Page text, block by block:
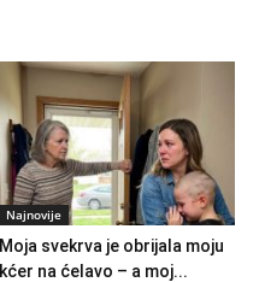
Najnovije
Moja svekrva je obrijala moju
kćer na ćelavo – a moj...